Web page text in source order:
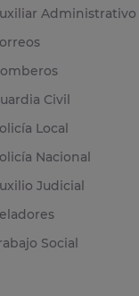
Administrativo
Civil
Local
Nacional
Judicial
Social